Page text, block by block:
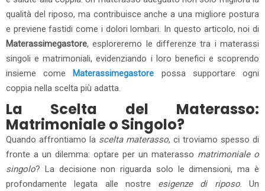
qualità del riposo, ma contribuisce anche a una migliore postura
e previene fastidi come i dolori lombari. In questo articolo, noi di
Materassimegastore, esploreremo le differenze tra i materassi
singoli e matrimoniali, evidenziando i loro benefici e scoprendo
insieme come Materassimegastore possa supportare ogni
coppia nella scelta più adatta.
La Scelta del Materasso:
Matrimoniale o Singolo?
Quando affrontiamo la scelta materasso, ci troviamo spesso di
fronte a un dilemma: optare per un materasso matrimoniale o
singolo? La decisione non riguarda solo le dimensioni, ma è
profondamente legata alle nostre esigenze di riposo. Un